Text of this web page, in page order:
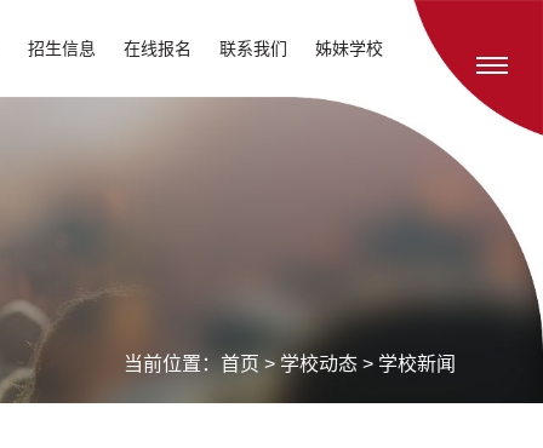
招生信息 在线报名 联系我们 姊妹学校
当前位置： 首页 > 学校动态 > 学校新闻